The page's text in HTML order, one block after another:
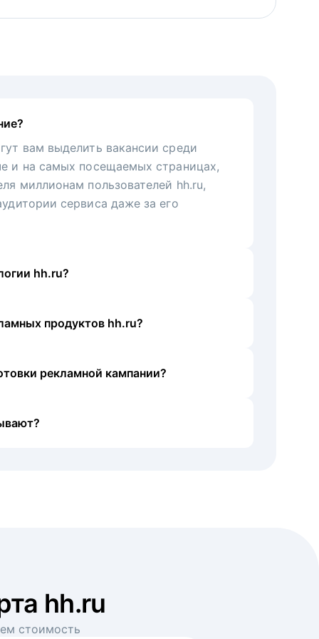
вам выделить вакансии среди
и на самых посещаемых страницах,
миллионам пользователей hh.ru,
сервиса даже за его
hh.ru?
продуктов hh.ru?
рекламной кампании?
hh.ru
стоимость